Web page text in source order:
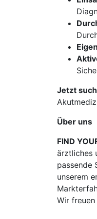
Jetzt
Über uns
FIND
ärztliches
passende
unserem
Wir